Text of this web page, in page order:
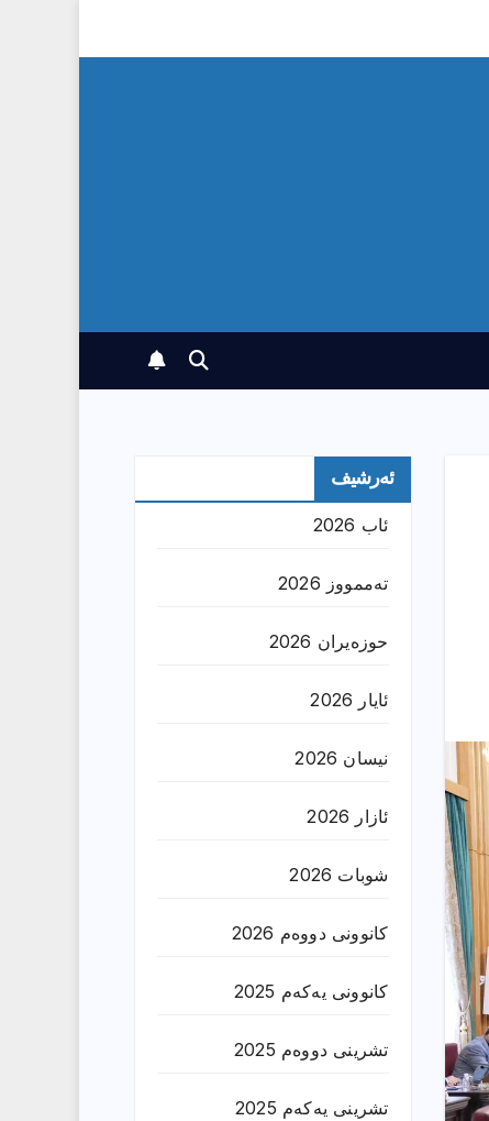
ئەرشیف
ئاب 2026
تەممووز 2026
حوزه‌یران 2026
ئایار 2026
نیسان 2026
ئازار 2026
شوبات 2026
کانوونی دووەم 2026
کانوونی یەکەم 2025
تشرینی دووەم 2025
تشرینی یەکەم 2025